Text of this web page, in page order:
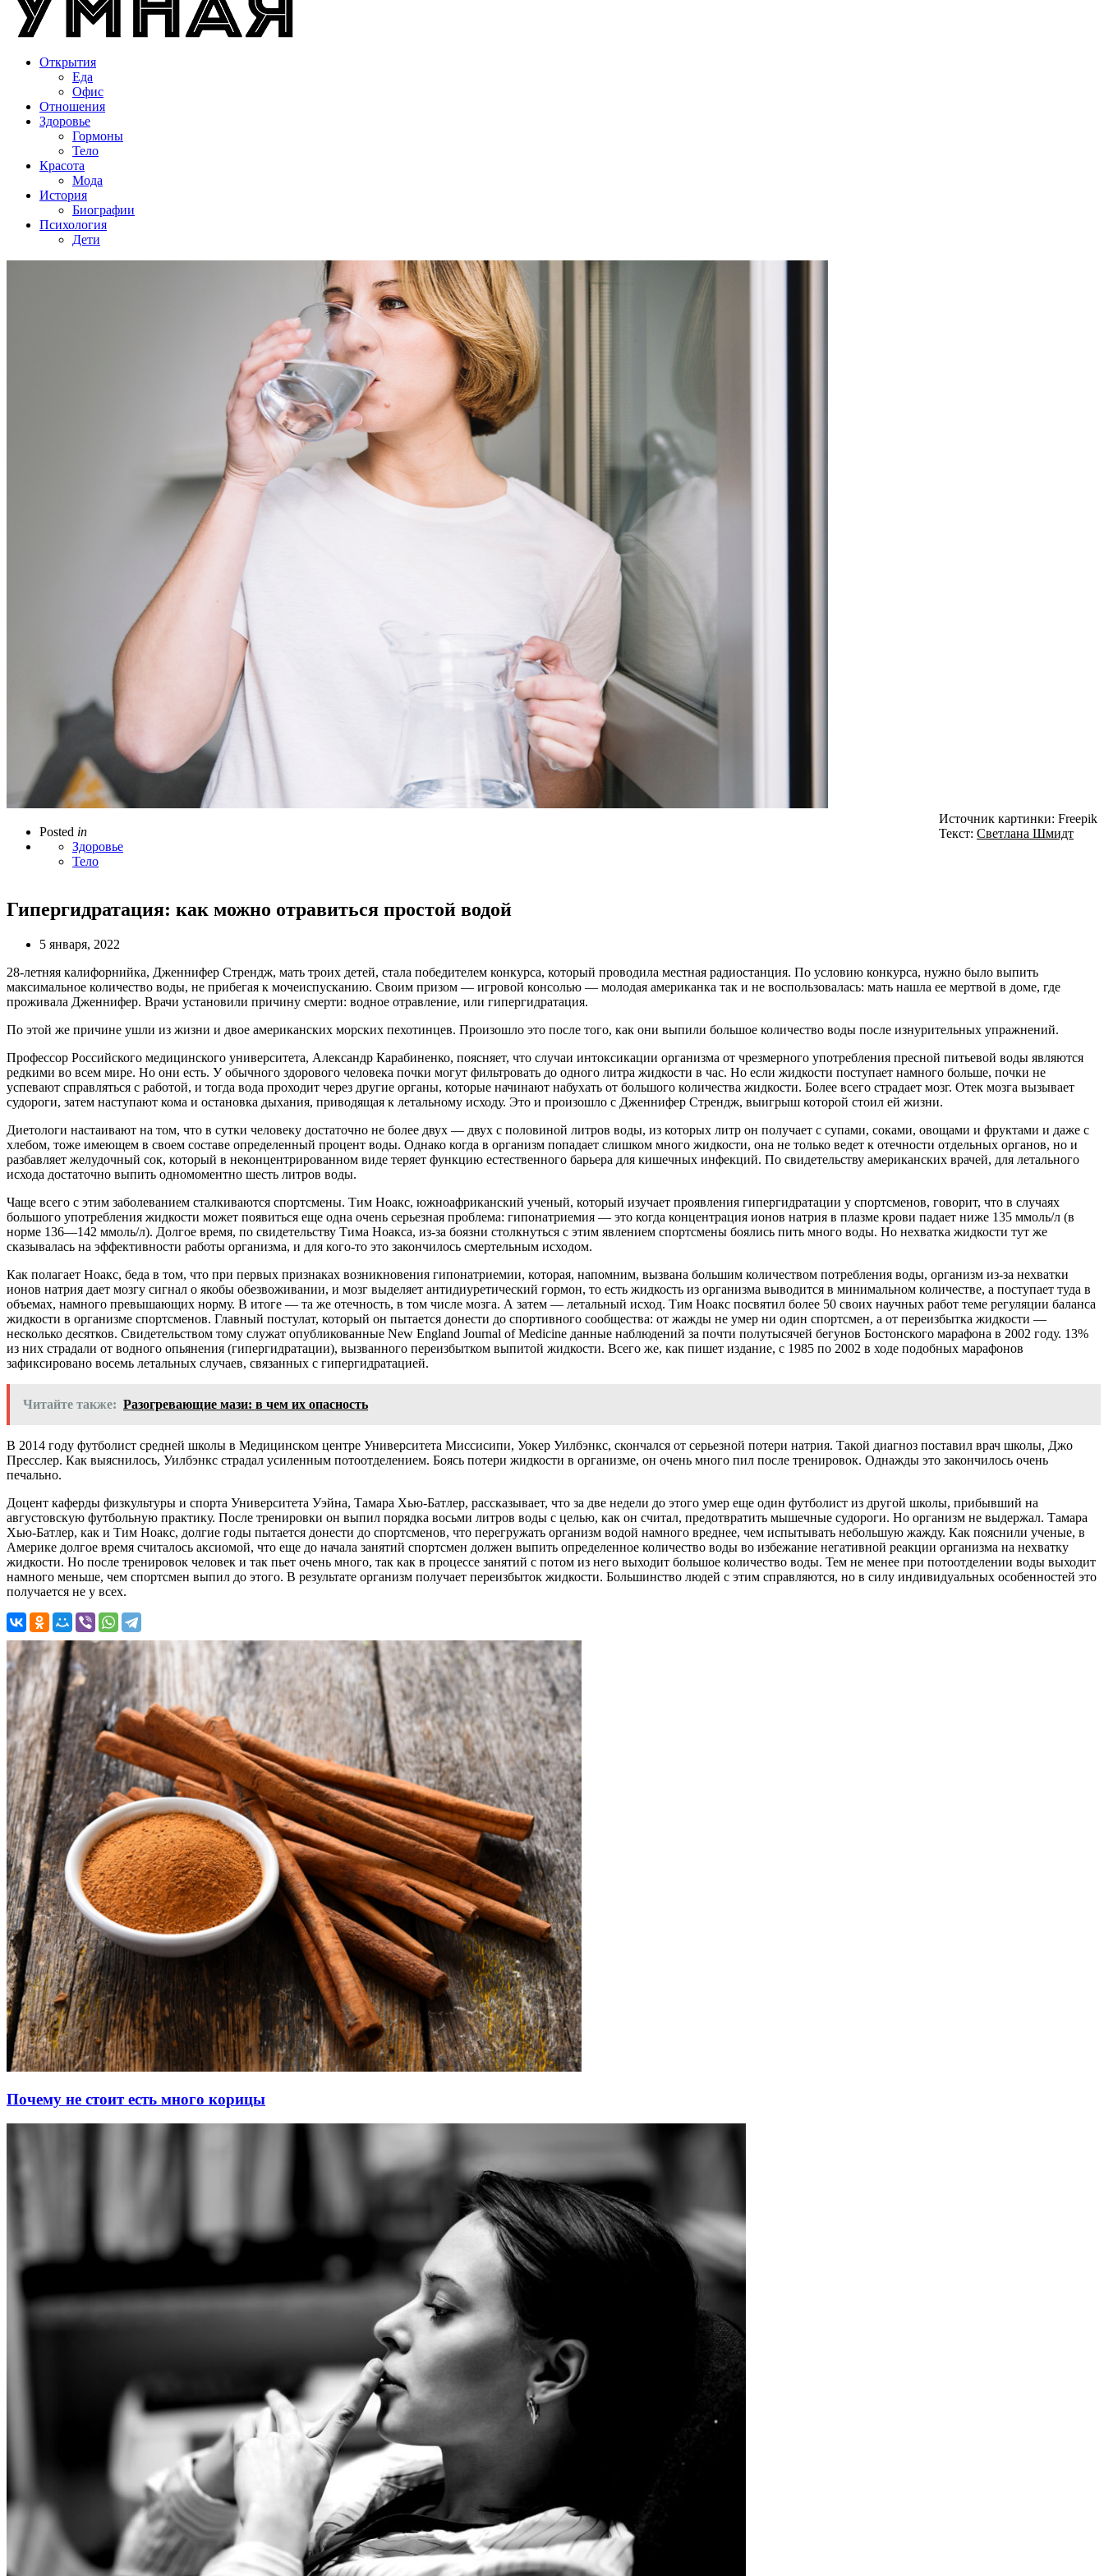
Открытия
Еда
Офис
Отношения
Здоровье
Гормоны
Тело
Красота
Мода
История
Биографии
Психология
Дети
Posted in
Здоровье
Тело
Источник картинки: Freepik
Текст: Светлана Шмидт
Гипергидратация: как можно отравиться простой водой
5 января, 2022
28-летняя калифорнийка, Дженнифер Стрендж, мать троих детей, стала победителем конкурса, который проводила местная радиостанция. По условию конкурса, нужно было выпить
максимальное количество воды, не прибегая к мочеиспусканию. Своим призом — игровой консолью — молодая американка так и не воспользовалась: мать нашла ее мертвой в доме, где
проживала Дженнифер. Врачи установили причину смерти: водное отравление, или гипергидратация.
По этой же причине ушли из жизни и двое американских морских пехотинцев. Произошло это после того, как они выпили большое количество воды после изнурительных упражнений.
Профессор Российского медицинского университета, Александр Карабиненко, поясняет, что случаи интоксикации организма от чрезмерного употребления пресной питьевой воды являются
редкими во всем мире. Но они есть. У обычного здорового человека почки могут фильтровать до одного литра жидкости в час. Но если жидкости поступает намного больше, почки не
успевают справляться с работой, и тогда вода проходит через другие органы, которые начинают набухать от большого количества жидкости. Более всего страдает мозг. Отек мозга вызывает
судороги, затем наступают кома и остановка дыхания, приводящая к летальному исходу. Это и произошло с Дженнифер Стрендж, выигрыш которой стоил ей жизни.
Диетологи настаивают на том, что в сутки человеку достаточно не более двух — двух с половиной литров воды, из которых литр он получает с супами, соками, овощами и фруктами и даже с
хлебом, тоже имеющем в своем составе определенный процент воды. Однако когда в организм попадает слишком много жидкости, она не только ведет к отечности отдельных органов, но и
разбавляет желудочный сок, который в неконцентрированном виде теряет функцию естественного барьера для кишечных инфекций. По свидетельству американских врачей, для летального
исхода достаточно выпить одномоментно шесть литров воды.
Чаще всего с этим заболеванием сталкиваются спортсмены. Тим Ноакс, южноафриканский ученый, который изучает проявления гипергидратации у спортсменов, говорит, что в случаях
большого употребления жидкости может появиться еще одна очень серьезная проблема: гипонатриемия — это когда концентрация ионов натрия в плазме крови падает ниже 135 ммоль/л (в
норме 136—142 ммоль/л). Долгое время, по свидетельству Тима Ноакса, из-за боязни столкнуться с этим явлением спортсмены боялись пить много воды. Но нехватка жидкости тут же
сказывалась на эффективности работы организма, и для кого-то это закончилось смертельным исходом.
Как полагает Ноакс, беда в том, что при первых признаках возникновения гипонатриемии, которая, напомним, вызвана большим количеством потребления воды, организм из-за нехватки
ионов натрия дает мозгу сигнал о якобы обезвоживании, и мозг выделяет антидиуретический гормон, то есть жидкость из организма выводится в минимальном количестве, а поступает туда в
объемах, намного превышающих норму. В итоге — та же отечность, в том числе мозга. А затем — летальный исход. Тим Ноакс посвятил более 50 своих научных работ теме регуляции баланса
жидкости в организме спортсменов. Главный постулат, который он пытается донести до спортивного сообщества: от жажды не умер ни один спортсмен, а от переизбытка жидкости —
несколько десятков. Свидетельством тому служат опубликованные New England Journal of Medicine данные наблюдений за почти полутысячей бегунов Бостонского марафона в 2002 году. 13%
из них страдали от водного опьянения (гипергидратации), вызванного переизбытком выпитой жидкости. Всего же, как пишет издание, с 1985 по 2002 в ходе подобных марафонов
зафиксировано восемь летальных случаев, связанных с гипергидратацией.
Читайте также: Разогревающие мази: в чем их опасность
В 2014 году футболист средней школы в Медицинском центре Университета Миссисипи, Уокер Уилбэнкс, скончался от серьезной потери натрия. Такой диагноз поставил врач школы, Джо
Пресслер. Как выяснилось, Уилбэнкс страдал усиленным потоотделением. Боясь потери жидкости в организме, он очень много пил после тренировок. Однажды это закончилось очень
печально.
Доцент каферды физкультуры и спорта Университета Уэйна, Тамара Хью-Батлер, рассказывает, что за две недели до этого умер еще один футболист из другой школы, прибывший на
августовскую футбольную практику. После тренировки он выпил порядка восьми литров воды с целью, как он считал, предотвратить мышечные судороги. Но организм не выдержал. Тамара
Хью-Батлер, как и Тим Ноакс, долгие годы пытается донести до спортсменов, что перегружать организм водой намного вреднее, чем испытывать небольшую жажду. Как пояснили ученые, в
Америке долгое время считалось аксиомой, что еще до начала занятий спортсмен должен выпить определенное количество воды во избежание негативной реакции организма на нехватку
жидкости. Но после тренировок человек и так пьет очень много, так как в процессе занятий с потом из него выходит большое количество воды. Тем не менее при потоотделении воды выходит
намного меньше, чем спортсмен выпил до этого. В результате организм получает переизбыток жидкости. Большинство людей с этим справляются, но в силу индивидуальных особенностей это
получается не у всех.
Почему не стоит есть много корицы